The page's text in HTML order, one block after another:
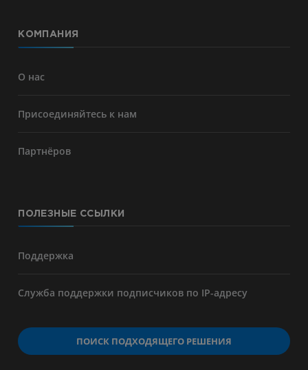
КОМПАНИЯ
О нас
Присоединяйтесь к нам
Партнёров
ПОЛЕЗНЫЕ ССЫЛКИ
Поддержка
Служба поддержки подписчиков по IP-адресу
ПОИСК ПОДХОДЯЩЕГО РЕШЕНИЯ